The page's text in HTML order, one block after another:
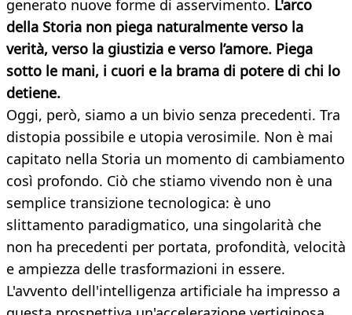
generato nuove forme di asservimento. L'arco
della Storia non piega naturalmente verso la
verità, verso la giustizia e verso l’amore. Piega
sotto le mani, i cuori e la brama di potere di chi lo
detiene.
Oggi, però, siamo a un bivio senza precedenti. Tra
distopia possibile e utopia verosimile. Non è mai
capitato nella Storia un momento di cambiamento
così profondo. Ciò che stiamo vivendo non è una
semplice transizione tecnologica: è uno
slittamento paradigmatico, una singolarità che
non ha precedenti per portata, profondità, velocità
e ampiezza delle trasformazioni in essere.
L'avvento dell'intelligenza artificiale ha impresso a